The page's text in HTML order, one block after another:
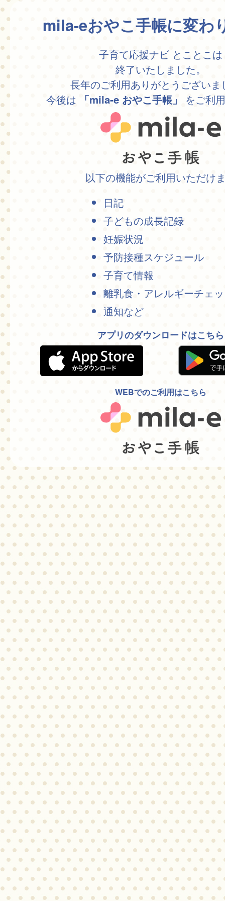
mila-eおやこ手帳に変わ
子育て応援ナビ とことこは
終了いたしました。
長年のご利用ありがとうございま
今後は
「mila-e おやこ手帳」 をご利
以下の機能がご利用いただけ
日記
子どもの成長記録
妊娠状況
予防接種スケジュール
子育て情報
離乳食・アレルギーチェ
通知など
アプリのダウンロードはこちら
WEBでのご利用はこちら